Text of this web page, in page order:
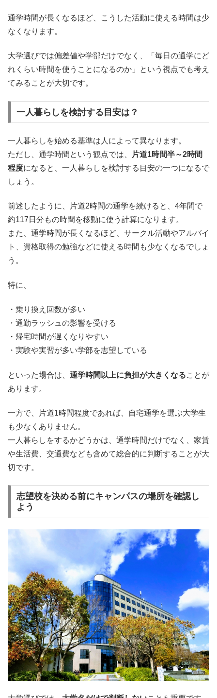
通学時間が長くなるほど、こうした活動に使える時間は少
なくなります。
大学選びでは偏差値や学部だけでなく、「毎日の通学にど
れくらい時間を使うことになるのか」という視点でも考え
てみることが大切です。
一人暮らしを検討する目安は？
一人暮らしを始める基準は人によって異なります。
ただし、通学時間という観点では、
片道1時間半～2時間
程度になると、一人暮らしを検討する目安の一つになるで
しょう。
前述したように、片道2時間の通学を続けると、4年間で
約117日分もの時間を移動に使う計算になります。
また、通学時間が長くなるほど、サークル活動やアルバイ
ト、資格取得の勉強などに使える時間も少なくなるでしょ
う。
特に、
・乗り換え回数が多い
・通勤ラッシュの影響を受ける
・帰宅時間が遅くなりやすい
・実験や実習が多い学部を志望している
といった場合は、 通学時間以上に負担が大きくなることが
あります。
一方で、片道1時間程度であれば、自宅通学を選ぶ大学生
も少なくありません。
一人暮らしをするかどうかは、通学時間だけでなく、家賃
や生活費、交通費なども含めて総合的に判断することが大
切です。
志望校を決める前にキャンパスの場所を確認し
よう